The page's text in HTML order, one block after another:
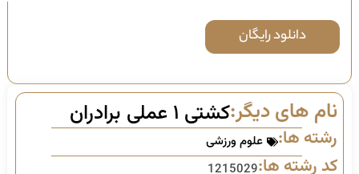
دانلود رایگان
نام های دیگر:کشتی ۱ عملی برادران
رشته ها: علوم ورزشی
کد رشته ها:1215029